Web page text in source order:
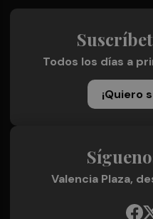
Todos los días a
¡Quiero
Valencia Plaza,